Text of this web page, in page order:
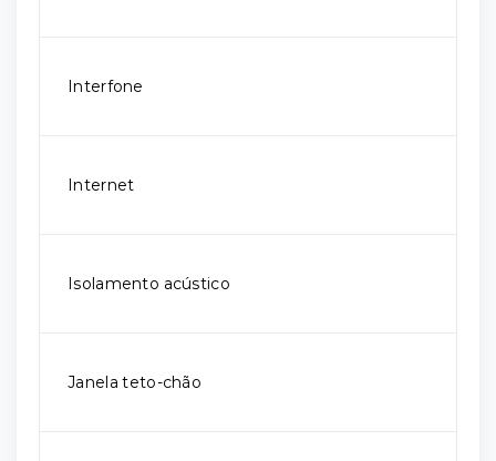
Interfone
Internet
Isolamento acústico
Janela teto-chão